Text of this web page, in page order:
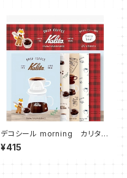
デコシール morning カリタ×
古川紙工 キツネ
¥415